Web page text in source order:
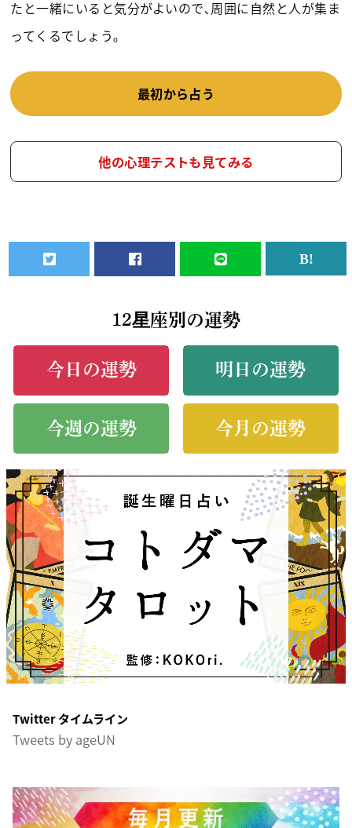
たと一緒にいると気分がよいので､周囲に自然と人が集ま
ってくるでしょう｡
最初から占う
他の心理テストも見てみる
12星座別の運勢
今日の運勢 明日の運勢
今週の運勢 今月の運勢
Twitter タイムライン
Tweets by ageUN